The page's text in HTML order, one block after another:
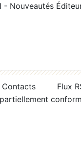
Nouveautés
Contacts
Flux